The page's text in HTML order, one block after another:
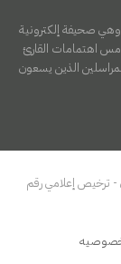
“آخر أخبار الأرض الإلكترونية عام 2024 م، وهي صحيفة إلكترونية
اهتمامات القارئ
الذين يسعون
- ترخيص إعلامي رقم